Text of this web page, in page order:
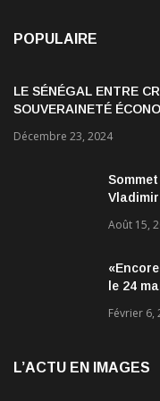
POPULAIRE
LE SÉNÉGAL ENTRE
SOUVERAINETÉ
Décembre 23, 2024
Août 15,
le 24
Février 6,
L’ACTU EN IMAGES